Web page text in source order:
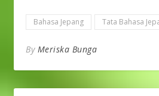
Bahasa Jepang Tata Bahasa
By Meriska Bunga